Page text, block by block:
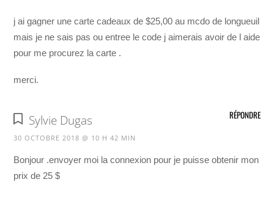
j ai gagner une carte cadeaux de $25,00 au mcdo de longueuil
mais je ne sais pas ou entree le code j aimerais avoir de l aide
pour me procurez la carte .
merci.
Sylvie Dugas
30 OCTOBRE 2018 @ 10 H 42 MIN
Bonjour .envoyer moi la connexion pour je puisse obtenir mon
prix de 25 $
RÉPONDRE